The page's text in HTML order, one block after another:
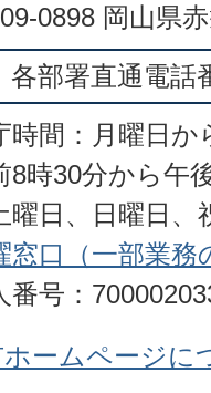
0898 岡山県
各部署直通電話
時間：月曜日か
8時30分から午
曜日、日曜日
窓口（一部業務
番号：
ームページに